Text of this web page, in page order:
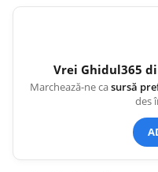
Vrei Ghidul365
Marchează-ne casursă
des